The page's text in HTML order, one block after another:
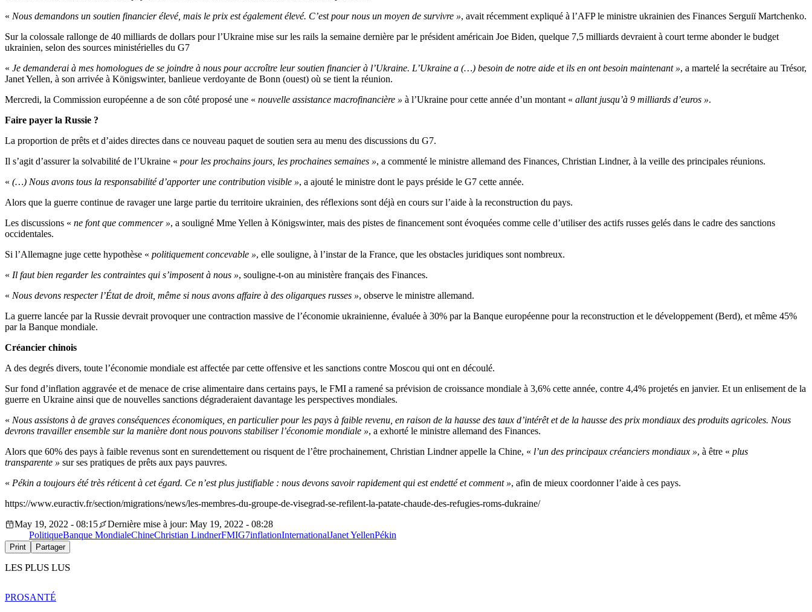
« Nous demandons un soutien financier élevé, mais le prix est également élevé. C’est pour nous un moyen de survivre », avait récemment expliqué à l’AFP le ministre ukrainien des Finances Serguiï Martchenko.
Sur la colossale rallonge de 40 milliards de dollars pour l’Ukraine mise sur les rails la semaine dernière par le président américain Joe Biden, quelque 7,5 milliards devraient à court terme abonder le budget
ukrainien, selon des sources ministérielles du G7
« Je demanderai à mes homologues de se joindre à nous pour accroître leur soutien financier à l’Ukraine. L’Ukraine a (…) besoin de notre aide et ils en ont besoin maintenant », a martelé la secrétaire au Trésor,
Janet Yellen, à son arrivée à Königswinter, banlieue verdoyante de Bonn (ouest) où se tient la réunion.
Mercredi, la Commission européenne a de son côté proposé une « nouvelle assistance macrofinancière » à l’Ukraine pour cette année d’un montant « allant jusqu’à 9 milliards d’euros ».
Faire payer la Russie ?
La proportion de prêts et d’aides directes dans ce nouveau paquet de soutien sera au menu des discussions du G7.
Il s’agit d’assurer la solvabilité de l’Ukraine « pour les prochains jours, les prochaines semaines », a commenté le ministre allemand des Finances, Christian Lindner, à la veille des principales réunions.
« (…) Nous avons tous la responsabilité d’apporter une contribution visible », a ajouté le ministre dont le pays préside le G7 cette année.
Alors que la guerre continue de ravager une large partie du territoire ukrainien, des réflexions sont déjà en cours sur l’aide à la reconstruction du pays.
Les discussions « ne font que commencer », a souligné Mme Yellen à Königswinter, mais des pistes de financement sont évoquées comme celle d’utiliser des actifs russes gelés dans le cadre des sanctions
occidentales.
Si l’Allemagne juge cette hypothèse « politiquement concevable », elle souligne, à l’instar de la France, que les obstacles juridiques sont nombreux.
« Il faut bien regarder les contraintes qui s’imposent à nous », souligne-t-on au ministère français des Finances.
« Nous devons respecter l’État de droit, même si nous avons affaire à des oligarques russes », observe le ministre allemand.
La guerre lancée par la Russie devrait provoquer une contraction massive de l’économie ukrainienne, évaluée à 30% par la Banque européenne pour la reconstruction et le développement (Berd), et même 45%
par la Banque mondiale.
Créancier chinois
A des degrés divers, toute l’économie mondiale est affectée par cette offensive et les sanctions contre Moscou qui ont en découlé.
Sur fond d’inflation aggravée et de menace de crise alimentaire dans certains pays, le FMI a ramené sa prévision de croissance mondiale à 3,6% cette année, contre 4,4% projetés en janvier. Et un enlisement de la
guerre en Ukraine ainsi que de nouvelles sanctions dégraderaient davantage les perspectives mondiales.
« Nous assistons à de graves conséquences économiques, en particulier pour les pays à faible revenu, en raison de la hausse des taux d’intérêt et de la hausse des prix mondiaux des produits agricoles. Nous
devrons travailler ensemble sur la manière dont nous pouvons stabiliser l’économie mondiale », a exhorté le ministre allemand des Finances.
Alors que 60% des pays à faible revenus sont en surendettement ou risquent de l’être prochainement, Christian Lindner appelle la Chine, « l’un des principaux créanciers mondiaux », à être « plus
transparente » sur ses pratiques de prêts aux pays pauvres.
« Pékin a toujours été très réticent à cet égard. Ce n’est plus justifiable : nous devons savoir rapidement qui est endetté et comment », afin de mieux coordonner l’aide à ces pays.
https://www.euractiv.fr/section/migrations/news/les-membres-du-groupe-de-visegrad-se-refilent-la-patate-chaude-des-refugies-roms-dukraine/
May 19, 2022 - 08:15
Dernière mise à jour: May 19, 2022 - 08:28
PolitiqueBanque MondialeChineChristian LindnerFMIG7inflationInternationalJanet YellenPékin
Print Partager
LES PLUS LUS
PROSANTÉ